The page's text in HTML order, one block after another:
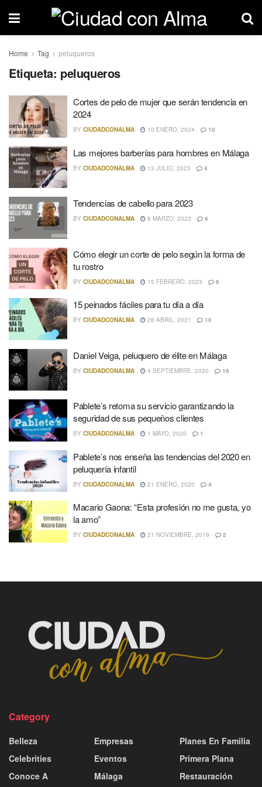
Home Tag peluqueros
Etiqueta: peluqueros
Cortes de pelo de mujer que serán tendencia en
2024
BY CIUDADCONALMA 10 ENERO, 2024 10
Las mejores barberías para hombres en Málaga
BY CIUDADCONALMA 13 JULIO, 2023 4
Tendencias de cabello para 2023
BY CIUDADCONALMA 8 MARZO, 2023 6
Cómo elegir un corte de pelo según la forma de
tu rostro
BY CIUDADCONALMA 15 FEBRERO, 2023 6
15 peinados fáciles para tu día a día
BY CIUDADCONALMA 28 ABRIL, 2021 10
Daniel Veiga, peluquero de élite en Málaga
BY CIUDADCONALMA 4 SEPTIEMBRE, 2020 16
Pablete’s retoma su servicio garantizando la
seguridad de sus pequeños clientes
BY CIUDADCONALMA 1 MAYO, 2020 1
Pablete’s nos enseña las tendencias del 2020 en
peluquería infantil
BY CIUDADCONALMA 21 ENERO, 2020 4
Macario Gaona: “Esta profesión no me gusta, yo
la amo”
BY CIUDADCONALMA 21 NOVIEMBRE, 2019 2
Category
Belleza
Celebrities
Conoce A
Empresas
Eventos
Málaga
Planes En Familia
Primera Plana
Restauración